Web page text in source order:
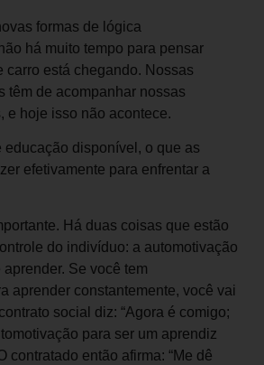
formas de lógica
há muito tempo para pensar
carro está chegando. Nossas
têm de acompanhar nossas
e hoje isso não acontece.
educação disponível, o que as
efetivamente para enfrentar a
Há duas coisas que estão
do indivíduo: a automotivação
Se você tem
aprender constantemente, você vai
social diz: “Agora é comigo;
para ser um aprendiz
contratado então afirma: “Me dê